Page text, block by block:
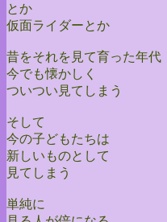
とか
仮面ライダーとか
昔をそれを見て育った年代
今でも懐かしく
ついつい見てしまう
そして
今の子どもたちは
新しいものとして
見てしまう
単純に